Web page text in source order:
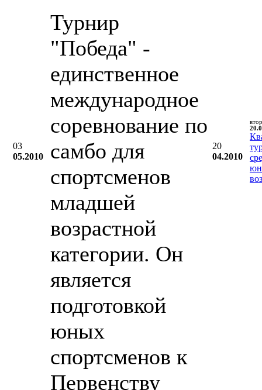
03
05.2010
Турнир
"Победа" -
единственное
международное
соревнование по
самбо для
спортсменов
младшей
возрастной
категории. Он
является
подготовкой
юных
спортсменов к
Первенству
20
04.2010